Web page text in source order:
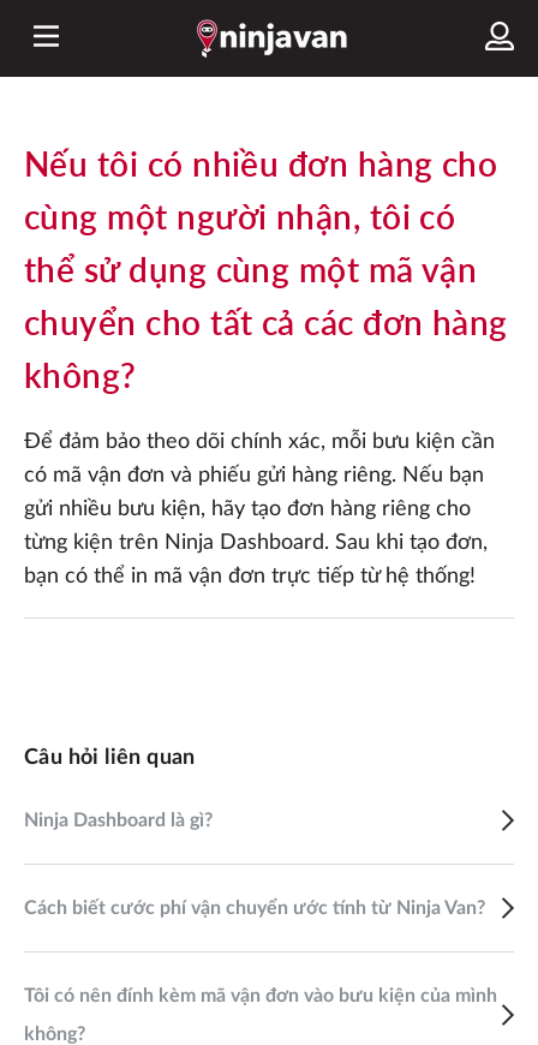
Nếu tôi có nhiều đơn hàng cho
cùng một người nhận, tôi có
thể sử dụng cùng một mã vận
chuyển cho tất cả các đơn hàng
không?
Để đảm bảo theo dõi chính xác, mỗi bưu kiện cần
có mã vận đơn và phiếu gửi hàng riêng. Nếu bạn
gửi nhiều bưu kiện, hãy tạo đơn hàng riêng cho
từng kiện trên Ninja Dashboard. Sau khi tạo đơn,
bạn có thể in mã vận đơn trực tiếp từ hệ thống!
Câu hỏi liên quan
Ninja Dashboard là gì?
Cách biết cước phí vận chuyển ước tính từ Ninja Van?
Tôi có nên đính kèm mã vận đơn vào bưu kiện của mình
không?